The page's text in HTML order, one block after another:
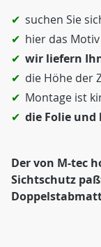
suchen Sie
hier das
wir liefern
die Höhe der
Montage ist
die Folie und
Der von M-tec
Sichtschutz